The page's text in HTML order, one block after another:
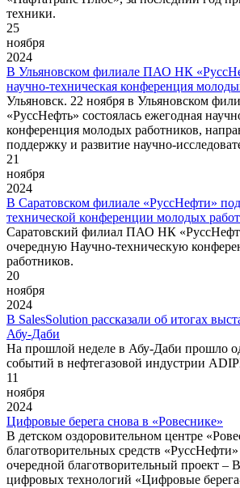
техники.
25
ноября
2024
В Ульяновском филиале ПАО НК
научно-техническая конференция
Ульяновск. 22 ноября в Ульяновском
«РуссНефть» состоялась ежегодная
конференция молодых работников,
поддержку и развитие научно-
21
ноября
2024
В Саратовском филиале «РуссНефти»
технической конференции молодых
Саратовский филиал ПАО НК
очередную Научно-техническую
работников.
20
ноября
2024
В SalesSolution рассказали об итогах
Абу-Даби
На прошлой неделе в Абу-Даби прошло
событий в нефтегазовой индустрии
11
ноября
2024
Цифровые берега снова в «Ровеснике»
В детском оздоровительном центре
благотворительных средств «РуссНефти»
очередной благотворительный проект –
цифровых технологий «Цифровые